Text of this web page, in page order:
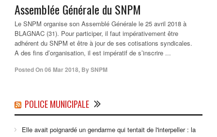
Assemblée Générale du SNPM
Le SNPM organise son Assemblé Générale le 25 avril 2018 à
BLAGNAC (31). Pour participer, il faut impérativement être
adhérent du SNPM et être à jour de ses cotisations syndicales.
A des fins d’organisation, il est impératif de s’inscrire ...
Posted On06 Mar 2018, BySNPM
POLICE MUNICIPALE
Elle avait poignardé un gendarme qui tentait de l'interpeller : la